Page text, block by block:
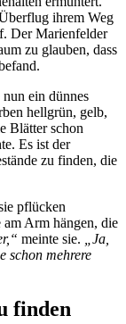
ihrem Weg
Der Marienfelder
zu glauben, dass
ein dünnes
hellgrün, gelb,
Blätter schon
Es ist der
zu finden, die
pflücken
am Arm hängen, die
meinte sie. „Ja,
schon mehrere
finden